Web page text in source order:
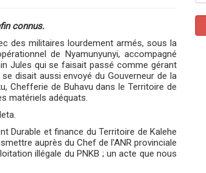
connus.
des militaires lourdement armés, sous la
de Nyamunyunyi, accompagné
Jules qui se faisait passé comme gérant
disait aussi envoyé du Gouverneur de la
Chefferie de Buhavu dans le Territoire de
matériels adéquats.
Durable et finance du Territoire de Kalehe
auprès du Chef de l’ANR provinciale
illégale du PNKB ; un acte que nous